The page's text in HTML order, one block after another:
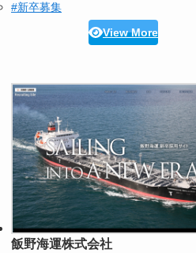
#新卒募集
View More
飯野海運株式会社